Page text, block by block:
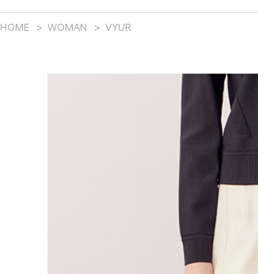
HOME > WOMAN > VYUR